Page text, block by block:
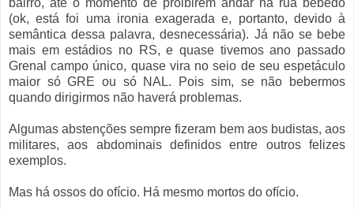
(ok, está foi uma ironia exagerada e, portanto, devido à
semântica dessa palavra, desnecessária). Já não se bebe
mais em estádios no RS, e quase tivemos ano passado
Grenal campo único, quase vira no seio de seu espetáculo
maior só GRE ou só NAL. Pois sim, se não bebermos
quando dirigirmos não haverá problemas.
Algumas abstenções sempre fizeram bem aos budistas, aos
militares, aos abdominais definidos entre outros felizes
exemplos.
Mas há ossos do ofício. Há mesmo mortos do ofício.